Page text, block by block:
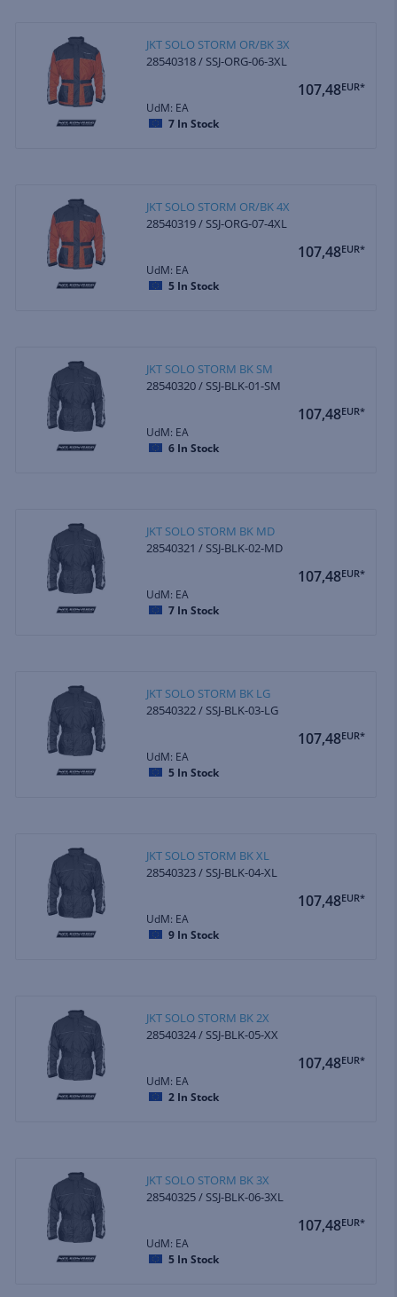
JKT SOLO STORM OR/BK 3X
28540318 / SSJ-ORG-06-3XL
107,48EUR*
UdM: EA
7 In Stock
JKT SOLO STORM OR/BK 4X
28540319 / SSJ-ORG-07-4XL
107,48EUR*
UdM: EA
5 In Stock
JKT SOLO STORM BK SM
28540320 / SSJ-BLK-01-SM
107,48EUR*
UdM: EA
6 In Stock
JKT SOLO STORM BK MD
28540321 / SSJ-BLK-02-MD
107,48EUR*
UdM: EA
7 In Stock
JKT SOLO STORM BK LG
28540322 / SSJ-BLK-03-LG
107,48EUR*
UdM: EA
5 In Stock
JKT SOLO STORM BK XL
28540323 / SSJ-BLK-04-XL
107,48EUR*
UdM: EA
9 In Stock
JKT SOLO STORM BK 2X
28540324 / SSJ-BLK-05-XX
107,48EUR*
UdM: EA
2 In Stock
JKT SOLO STORM BK 3X
28540325 / SSJ-BLK-06-3XL
107,48EUR*
UdM: EA
5 In Stock